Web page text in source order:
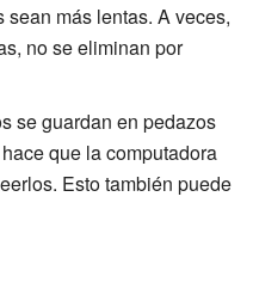
más lentas. A veces,
no se eliminan por
se guardan en pedazos
que la computadora
Esto también puede